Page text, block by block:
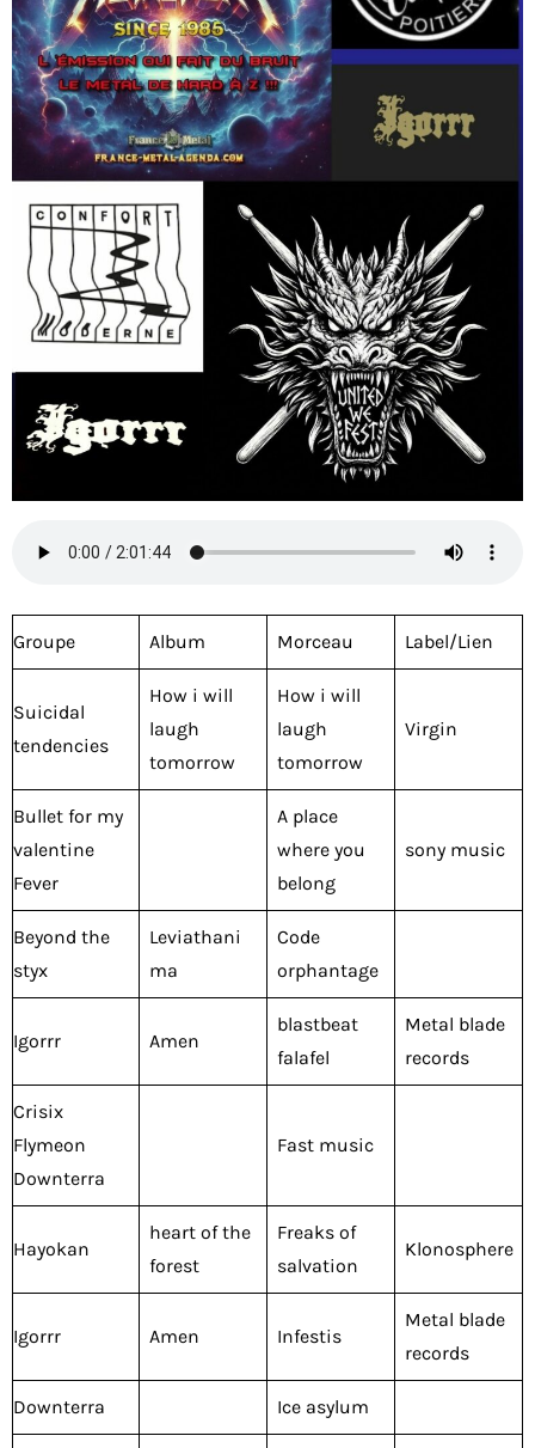
Groupe Album Morceau Label/Lien
Suicidal
tendencies
How i will
laugh
tomorrow
How i will
laugh
tomorrow
Virgin
Bullet for my
valentine
Fever
A place
where you
belong
sony music
Beyond the
styx
Leviathani
ma
Code
orphantage
Igorrr Amen
blastbeat
falafel
Metal blade
records
Crisix
Flymeon
Downterra
Fast music
Hayokan
heart of the
forest
Freaks of
salvation
Klonosphere
Igorrr Amen Infestis
Metal blade
records
Downterra Ice asylum